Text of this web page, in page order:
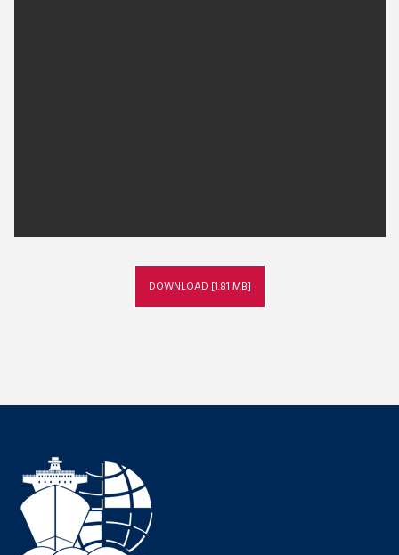
DOWNLOAD [1.81 MB]